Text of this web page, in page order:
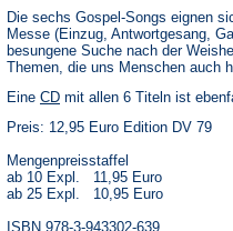
Die sechs Gospel-Songs eignen
Messe (Einzug, Antwortgesang,
besungene Suche nach der
Themen, die uns Menschen auch
Eine CD(Öffnet
einem
Tab)
mit allen 6 Titeln ist
Preis: 12,95 Euro Edition DV 79
Mengenpreisstaffel
ab 10 Expl. 11,95 Euro
ab 25 Expl. 10,95 Euro
ISBN 978-3-943302-639